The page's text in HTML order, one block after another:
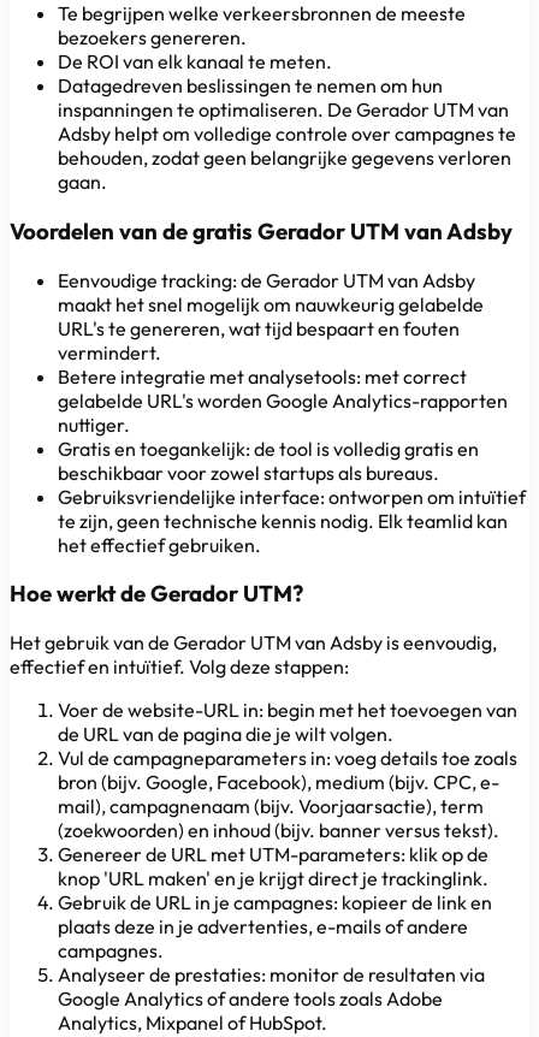
Te begrijpen welke verkeersbronnen de meeste
bezoekers genereren.
De ROI van elk kanaal te meten.
Datagedreven beslissingen te nemen om hun
inspanningen te optimaliseren. De Gerador UTM van
Adsby helpt om volledige controle over campagnes te
behouden, zodat geen belangrijke gegevens verloren
gaan.
Voordelen van de gratis Gerador UTM van Adsby
Eenvoudige tracking: de Gerador UTM van Adsby
maakt het snel mogelijk om nauwkeurig gelabelde
URL's te genereren, wat tijd bespaart en fouten
vermindert.
Betere integratie met analysetools: met correct
gelabelde URL's worden Google Analytics-rapporten
nuttiger.
Gratis en toegankelijk: de tool is volledig gratis en
beschikbaar voor zowel startups als bureaus.
Gebruiksvriendelijke interface: ontworpen om intuïtief
te zijn, geen technische kennis nodig. Elk teamlid kan
het effectief gebruiken.
Hoe werkt de Gerador UTM?
Het gebruik van de Gerador UTM van Adsby is eenvoudig,
effectief en intuïtief. Volg deze stappen:
Voer de website-URL in: begin met het toevoegen van
de URL van de pagina die je wilt volgen.
Vul de campagneparameters in: voeg details toe zoals
bron (bijv. Google, Facebook), medium (bijv. CPC, e-
mail), campagnenaam (bijv. Voorjaarsactie), term
(zoekwoorden) en inhoud (bijv. banner versus tekst).
Genereer de URL met UTM-parameters: klik op de
knop 'URL maken' en je krijgt direct je trackinglink.
Gebruik de URL in je campagnes: kopieer de link en
plaats deze in je advertenties, e-mails of andere
campagnes.
Analyseer de prestaties: monitor de resultaten via
Google Analytics of andere tools zoals Adobe
Analytics, Mixpanel of HubSpot.